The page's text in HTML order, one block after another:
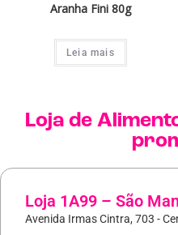
Aranha Fini 80g
Leia mais
Loja de
Loja 1A99 – São
Avenida Irmas Cintra, 703 -